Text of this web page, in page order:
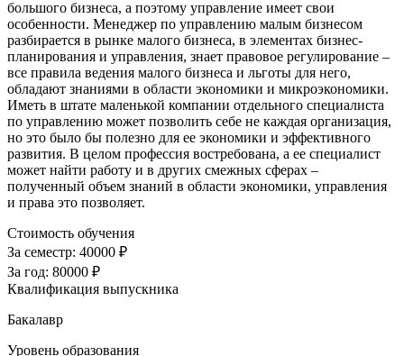
большого бизнеса, а поэтому управление имеет свои
особенности. Менеджер по управлению малым бизнесом
разбирается в рынке малого бизнеса, в элементах бизнес-
планирования и управления, знает правовое регулирование –
все правила ведения малого бизнеса и льготы для него,
обладают знаниями в области экономики и микроэкономики.
Иметь в штате маленькой компании отдельного специалиста
по управлению может позволить себе не каждая организация,
но это было бы полезно для ее экономики и эффективного
развития. В целом профессия востребована, а ее специалист
может найти работу и в других смежных сферах –
полученный объем знаний в области экономики, управления
и права это позволяет.
Стоимость обучения
За семестр: 40000 ₽
За год: 80000 ₽
Квалификация выпускника
Бакалавр
Уровень образования